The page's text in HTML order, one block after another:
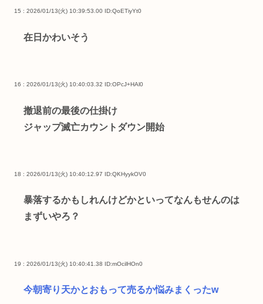
15 : 2026/01/13(火) 10:39:53.00 ID:QoETiyYt0
在日かわいそう
16 : 2026/01/13(火) 10:40:03.32 ID:OPcJ+HAl0
撤退前の最後の仕掛け
ジャップ滅亡カウントダウン開始
18 : 2026/01/13(火) 10:40:12.97 ID:QKHyykOV0
暴落するかもしれんけどかといってなんもせんのは
まずいやろ？
19 : 2026/01/13(火) 10:40:41.38 ID:mOcilHOn0
今朝寄り天かとおもって売るか悩みまくったw